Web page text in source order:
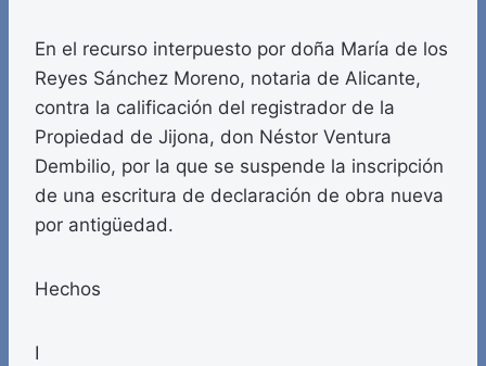
En el recurso interpuesto por doña María de los
Reyes Sánchez Moreno, notaria de Alicante,
contra la calificación del registrador de la
Propiedad de Jijona, don Néstor Ventura
Dembilio, por la que se suspende la inscripción
de una escritura de declaración de obra nueva
por antigüedad.
Hechos
I